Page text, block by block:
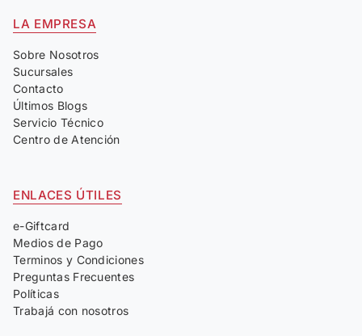
LA EMPRESA
Sobre Nosotros
Sucursales
Contacto
Últimos Blogs
Servicio Técnico
Centro de Atención
ENLACES ÚTILES
e-Giftcard
Medios de Pago
Terminos y Condiciones
Preguntas Frecuentes
Políticas
Trabajá con nosotros